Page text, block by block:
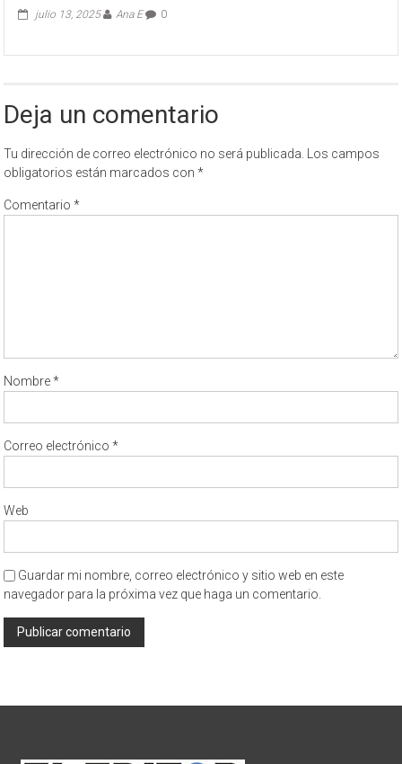
julio 13, 2025 Ana E 0
Deja un comentario
Tu dirección de correo electrónico no será publicada.
Los campos
obligatorios están marcados con*
Comentario*
Nombre*
Correo electrónico*
Web
Guardar mi nombre, correo electrónico y sitio web en este
navegador para la próxima vez que haga un comentario.